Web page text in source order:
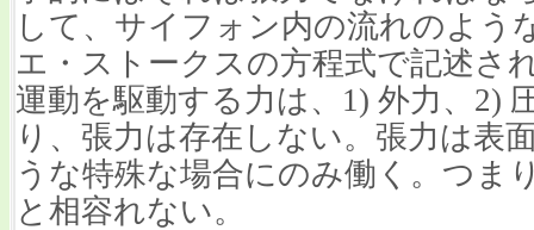
して、サイフォン内の流れのよう
エ・ストークスの方程式で記述さ
運動を駆動する力は、1) 外力、2)
り、張力は存在しない。張力は表
うな特殊な場合にのみ働く。つま
と相容れない。